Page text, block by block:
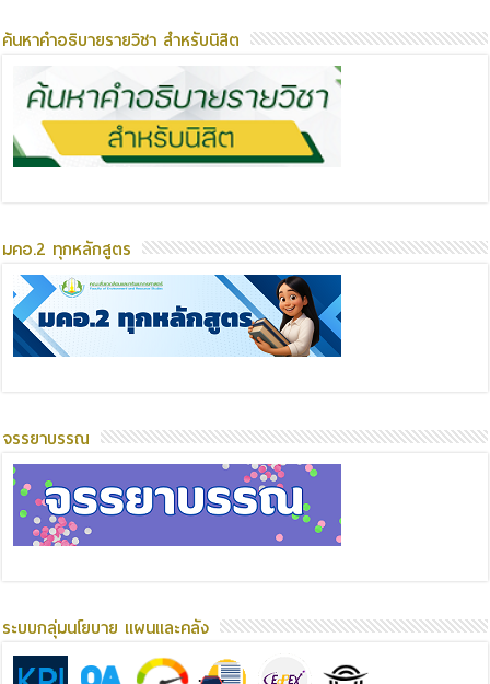
ค้นหาคำอธิบายรายวิชา สำหรับนิสิต
มคอ.2 ทุกหลักสูตร
จรรยาบรรณ
ระบบกลุ่มนโยบาย แผนและคลัง